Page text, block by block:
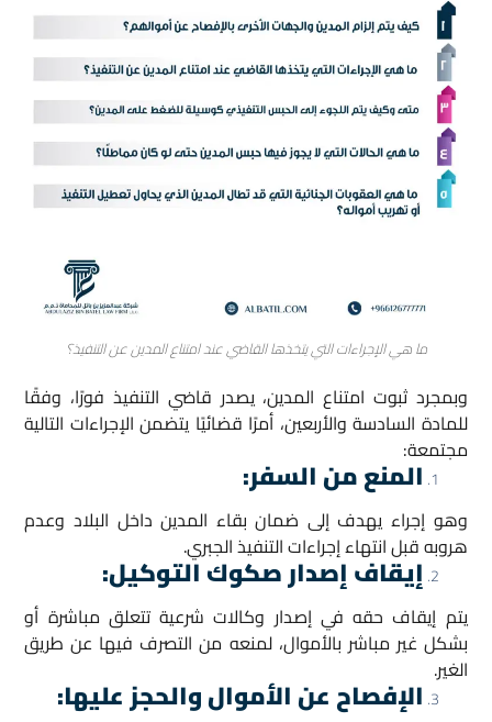
ما هي الإجراءات التي يتخذها القاضي عند امتناع المدين عن التنفيذ؟
وبمجرد ثبوت امتناع المدين، يصدر قاضي التنفيذ فورًا، وفقًا
للمادة السادسة والأربعين، أمرًا قضائيًا يتضمن الإجراءات التالية
مجتمعة:
المنع من السفر:
وهو إجراء يهدف إلى ضمان بقاء المدين داخل البلاد وعدم
هروبه قبل انتهاء إجراءات التنفيذ الجبري.
إيقاف إصدار صكوك التوكيل:
يتم إيقاف حقه في إصدار وكالات شرعية تتعلق مباشرة أو
بشكل غير مباشر بالأموال، لمنعه من التصرف فيها عن طريق
الغير.
الإفصاح عن الأموال والحجز عليها: